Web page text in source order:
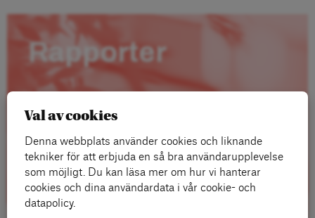
Rapporter
Val av cookies
Denna webbplats använder cookies och liknande
tekniker för att erbjuda en så bra användarupplevelse
som möjligt. Du kan läsa mer om hur vi hanterar
cookies och dina användardata i vår cookie- och
datapolicy.